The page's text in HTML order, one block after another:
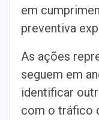
em
preventiva
As ações
seguem em
identificar
com o tráfico